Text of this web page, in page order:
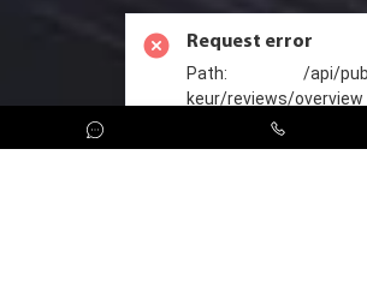
CreoServer © 2026 All rights reserved
Request error
Path: /api/
keur/reviews/overview